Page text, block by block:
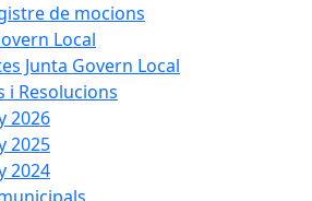
de mocions
Local
Junta Govern Local
i Resolucions
2026
2025
2024